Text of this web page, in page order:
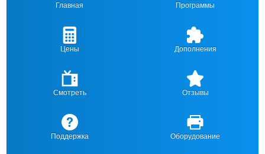
Главная Программы
Цены Дополнения
Смотреть Отзывы
Поддержка Оборудование